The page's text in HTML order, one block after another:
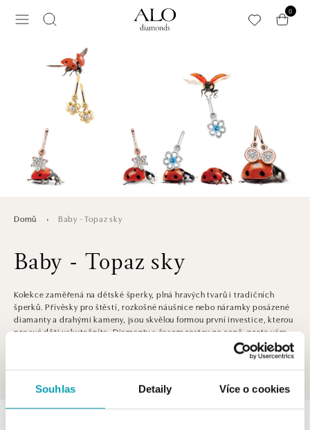
Souhlas Detaily Více o cookies
0
Domů Baby - Topaz sky
Baby - Topaz sky
Kolekce zaměřená na dětské šperky, plná hravých tvarů i tradičních
šperků. Přívěsky pro štěstí, rozkošné náušnice nebo náramky posázené
diamanty a drahými kameny, jsou skvělou formou první investice, kterou
pro své děti uskutečníte. Diamanty s časem rostou na ceně, proto vám